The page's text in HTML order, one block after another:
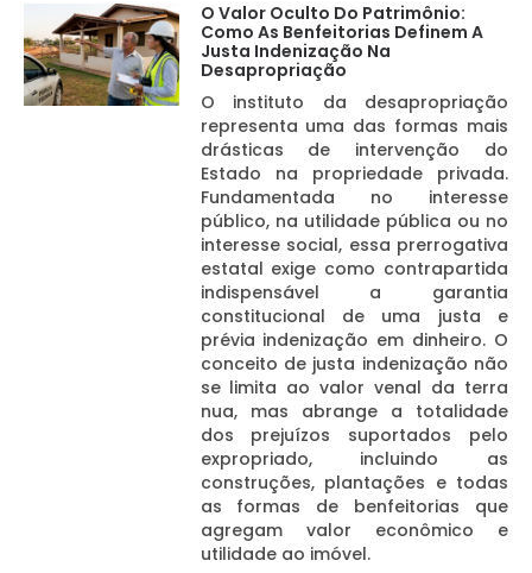
O Valor Oculto Do Patrimônio:
Como As Benfeitorias Definem A
Justa Indenização Na
Desapropriação
O instituto da desapropriação
representa uma das formas mais
drásticas de intervenção do
Estado na propriedade privada.
Fundamentada no interesse
público, na utilidade pública ou no
interesse social, essa prerrogativa
estatal exige como contrapartida
indispensável a garantia
constitucional de uma justa e
prévia indenização em dinheiro. O
conceito de justa indenização não
se limita ao valor venal da terra
nua, mas abrange a totalidade
dos prejuízos suportados pelo
expropriado, incluindo as
construções, plantações e todas
as formas de benfeitorias que
agregam valor econômico e
utilidade ao imóvel.